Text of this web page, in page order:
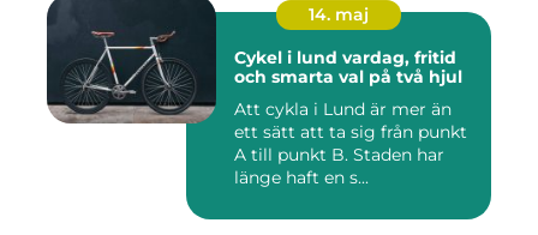
14. maj
Cykel i lund vardag, fritid
och smarta val på två hjul
Att cykla i Lund är mer än
ett sätt att ta sig från punkt
A till punkt B. Staden har
länge haft en s...